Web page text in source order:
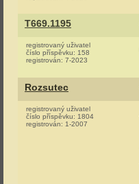
T669.1195
registrovaný uživatel
číslo příspěvku: 158
registrován: 7-2023
Rozsutec
registrovaný uživatel
číslo příspěvku: 1804
registrován: 1-2007